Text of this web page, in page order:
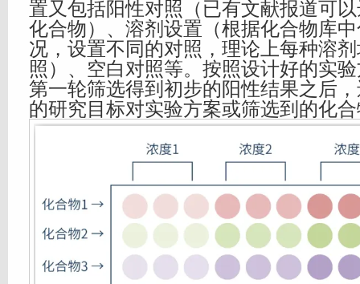
置又包括阳性对照（已有文献报道可
化合物）、溶剂设置（根据化合物库
况，设置不同的对照，理论上每种溶
照）、空白对照等。按照设计好的实
第一轮筛选得到初步的阳性结果之后
的研究目标对实验方案或筛选到的化